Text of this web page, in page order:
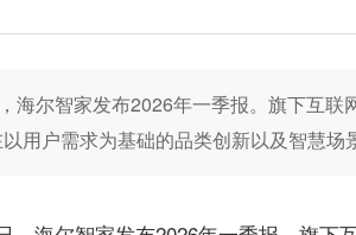
海尔智家发布2026年一季报。旗下互
用户需求为基础的品类创新以及智慧场